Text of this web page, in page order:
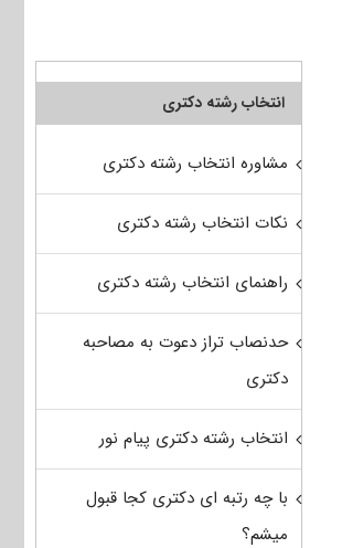
انتخاب رشته دکتری
مشاوره انتخاب رشته دکتری
نکات انتخاب رشته دکتری
راهنمای انتخاب رشته دکتری
حدنصاب تراز دعوت به مصاحبه
دکتری
انتخاب رشته دکتری پیام نور
با چه رتبه ای دکتری کجا قبول
میشم؟